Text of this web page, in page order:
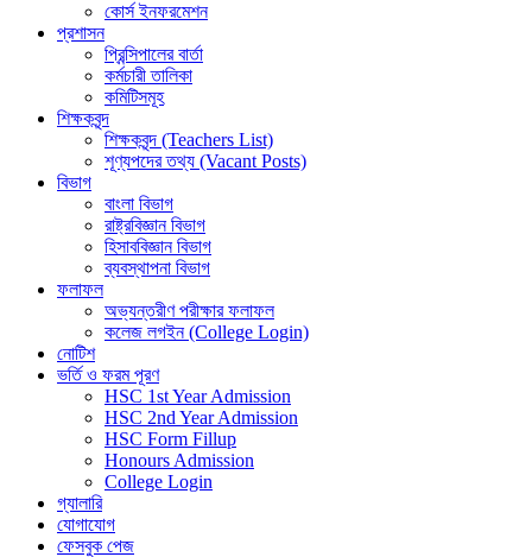
কোর্স ইনফরমেশন
প্রশাসন
প্রিন্সিপালের বার্তা
কর্মচারী তালিকা
কমিটিসমূহ
শিক্ষকবৃন্দ
শিক্ষকবৃন্দ (Teachers List)
শূণ্যপদের তথ্য (Vacant Posts)
বিভাগ
বাংলা বিভাগ
রাষ্ট্রবিজ্ঞান বিভাগ
হিসাববিজ্ঞান বিভাগ
ব্যবস্থাপনা বিভাগ
ফলাফল
অভ্যন্তরীণ পরীক্ষার ফলাফল
কলেজ লগইন (College Login)
নোটিশ
ভর্তি ও ফরম পূরণ
HSC 1st Year Admission
HSC 2nd Year Admission
HSC Form Fillup
Honours Admission
College Login
গ্যালারি
যোগাযোগ
ফেসবুক পেজ